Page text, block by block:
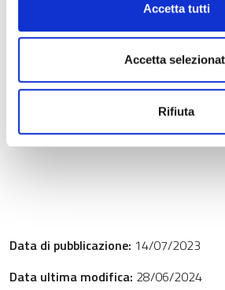
Accetta tutti
Accetta
Rifiuta
Documenti allegati
Checklist beneficiari - 2016 -
Checklist beneficiari - 2020.zip
Data di pubblicazione: 14/07/2023
Data ultima modifica: 28/06/2024